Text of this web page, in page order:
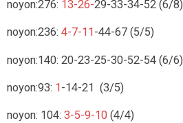
noyon:276: 13-26-29-33-34-52 (6/8)
noyon:236: 4-7-11 -44-67 (5/5)
noyon:140: 20-23-25-30-52-54 (6/6)
noyon:93: 1-14-21 (3/5)
noyon: 104: 3-5-9-10 (4/4)